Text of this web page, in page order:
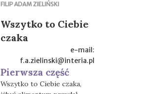
FILIP ADAM ZIELIŃSKI
Wszytko to Ciebie
czaka
e-mail:
f.a.zielinski@interia.pl
Pierwsza część
Wszytko to Ciebie czaka,